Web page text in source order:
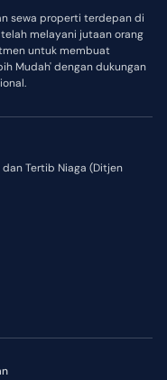
sewa properti terdepan di
melayani jutaan orang
untuk membuat
Mudah' dengan dukungan
Tertib Niaga (Ditjen